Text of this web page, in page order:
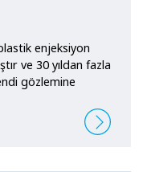
enjeksiyon
ve 30 yıldan fazla
gözlemine